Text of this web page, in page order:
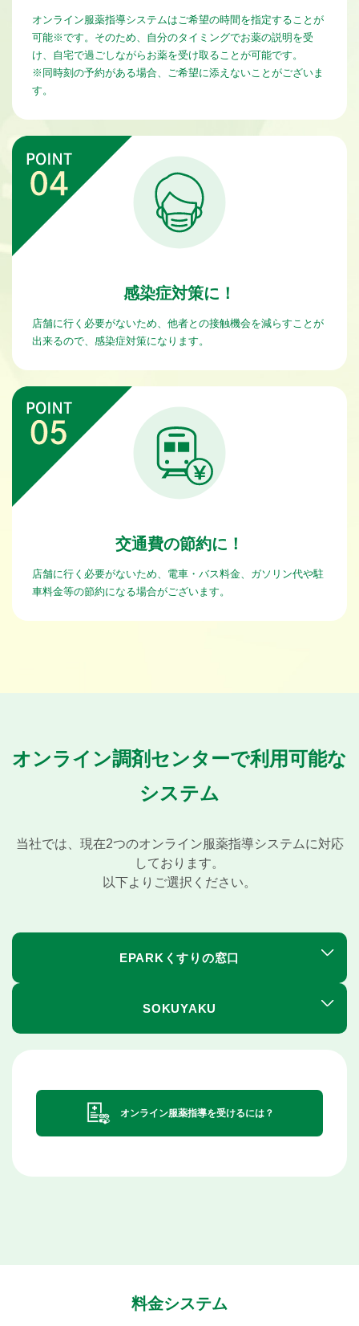
オンライン服薬指導システムはご希望の時間を指定することが
可能※です。そのため、自分のタイミングでお薬の説明を受
け、自宅で過ごしながらお薬を受け取ることが可能です。
※同時刻の予約がある場合、ご希望に添えないことがございま
す。
感染症対策に！
店舗に行く必要がないため、他者との接触機会を減らすことが
出来るので、感染症対策になります。
交通費の節約に！
店舗に行く必要がないため、電車・バス料金、ガソリン代や駐
車料金等の節約になる場合がございます。
オンライン調剤センターで利用可能な
システム
当社では、現在2つのオンライン服薬指導システムに対応
しております。
以下よりご選択ください。
EPARKくすりの窓口
SOKUYAKU
オンライン服薬指導を受けるには？
料金システム